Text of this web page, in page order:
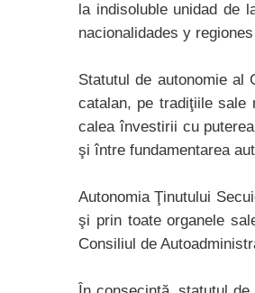
la indisoluble unidad de
nacionalidades y
Statutul de autonomie al
catalan, pe tradiţiile sale
calea învestirii cu
şi între fundamentarea
Autonomia Ţinutului
şi prin toate organele
Consiliul de